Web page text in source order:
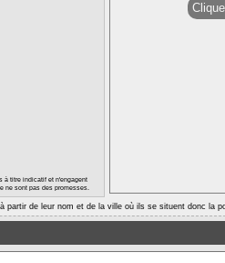
à titre indicatif et n'engagent
ne sont pas des promesses.
partir de leur nom et de la ville où ils se situent donc la